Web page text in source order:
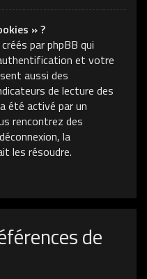
» ?
par phpBB qui
et votre
aussi des
de lecture des
été activé par un
rencontrez des
la
les résoudre.
de